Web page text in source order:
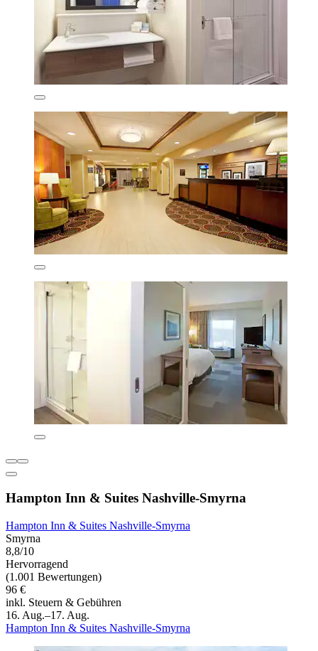
Hampton Inn & Suites Nashville-Smyrna
Hampton Inn & Suites Nashville-Smyrna
Smyrna
8,8/10
Hervorragend
(1.001 Bewertungen)
96 €
inkl. Steuern & Gebühren
16. Aug.–17. Aug.
Hampton Inn & Suites Nashville-Smyrna